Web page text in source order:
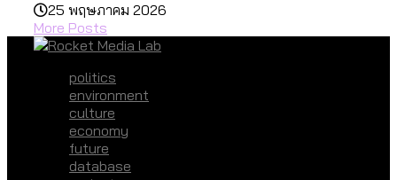
25 พฤษภาคม 2026
More Posts
politics
environment
culture
economy
future
database